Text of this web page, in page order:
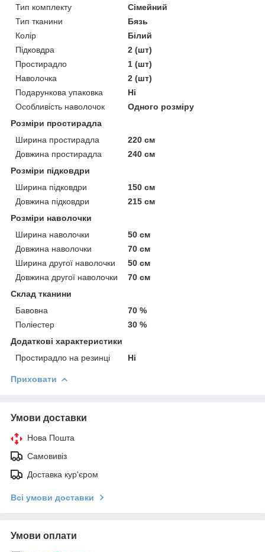
Тип комплекту
Сімейний
Тип тканини
Бязь
Колір
Білий
Підковдра
2 (шт)
Простирадло
1 (шт)
Наволочка
2 (шт)
Подарункова упаковка
Ні
Особливість наволочок
Одного розміру
Розміри простирадла
Ширина простирадла
220 см
Довжина простирадла
240 см
Розміри підковдри
Ширина підковдри
150 см
Довжина підковдри
215 см
Розміри наволочки
Ширина наволочки
50 см
Довжина наволочки
70 см
Ширина другої наволочки
50 см
Довжина другої наволочки
70 см
Склад тканини
Бавовна
70 %
Поліестер
30 %
Додаткові характеристики
Простирадло на резинці
Ні
Приховати
Умови доставки
Нова Пошта
Самовивіз
Доставка кур'єром
Всі умови доставки
Умови оплати